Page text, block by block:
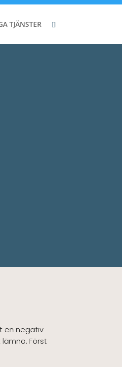
TJÄNSTER
en negativ
Först